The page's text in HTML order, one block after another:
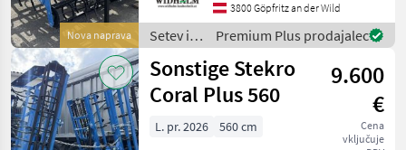
Nova naprava
3800 Göpfritz an der Wild
Setev in
nega /
Sonstige
Premium Plus prodajalec
Sonstige Stekro
Coral Plus 560
9.600
€
Cena
vključuje
L. pr. 2026
560 cm